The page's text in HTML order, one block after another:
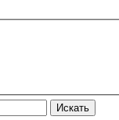
Искать